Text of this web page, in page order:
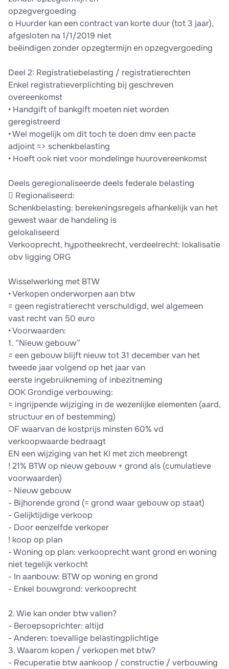
opzegvergoeding
o Huurder kan een contract van korte duur (tot 3 jaar),
afgesloten na 1/1/2019 niet
beëindigen zonder opzegtermijn en opzegvergoeding
Deel 2: Registratiebelasting / registratierechten
Enkel registratieverplichting bij geschreven
overeenkomst
• Handgift of bankgift moeten niet worden
geregistreerd
• Wel mogelijk om dit toch te doen dmv een pacte
adjoint => schenkbelasting
• Hoeft ook niet voor mondelinge huurovereenkomst
Deels geregionaliseerde deels federale belasting
 Regionaliseerd:
Schenkbelasting: berekeningsregels afhankelijk van het
gewest waar de handeling is
gelokaliseerd
Verkooprecht, hypotheekrecht, verdeelrecht: lokalisatie
obv ligging ORG
Wisselwerking met BTW
• Verkopen onderworpen aan btw
= geen registratierecht verschuldigd, wel algemeen
vast recht van 50 euro
• Voorwaarden:
1. “Nieuw gebouw”
= een gebouw blijft nieuw tot 31 december van het
tweede jaar volgend op het jaar van
eerste ingebruikneming of inbezitneming
OOK Grondige verbouwing:
= ingrijpende wijziging in de wezenlijke elementen (aard,
structuur en of bestemming)
OF waarvan de kostprijs minsten 60% vd
verkoopwaarde bedraagt
EN een wijziging van het KI met zich meebrengt
! 21% BTW op nieuw gebouw + grond als (cumulatieve
voorwaarden)
- Nieuw gebouw
- Bijhorende grond (= grond waar gebouw op staat)
- Gelijktijdige verkoop
- Door eenzelfde verkoper
! koop op plan
- Woning op plan: verkooprecht want grond en woning
niet tegelijk verkocht
- In aanbouw: BTW op woning en grond
- Enkel bouwgrond: verkooprecht
2. Wie kan onder btw vallen?
- Beroepsoprichter: altijd
- Anderen: toevallige belastingplichtige
3. Waarom kopen / verkopen met btw?
- Recuperatie btw aankoop / constructie / verbouwing